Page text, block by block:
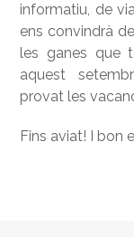
informatiu, de
ens convindrà
les ganes que
aquest
provat les
Fins aviat! I bon